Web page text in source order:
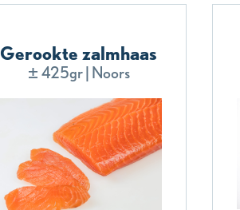
Gerookte zalmhaas
± 425gr | Noors